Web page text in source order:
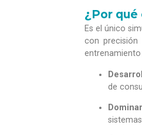
¿Por
Es el único
con precisión
de